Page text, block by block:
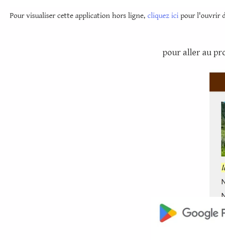
Pour visualiser cette application hors ligne, cliquez ici pour l'ouvrir
pour aller au